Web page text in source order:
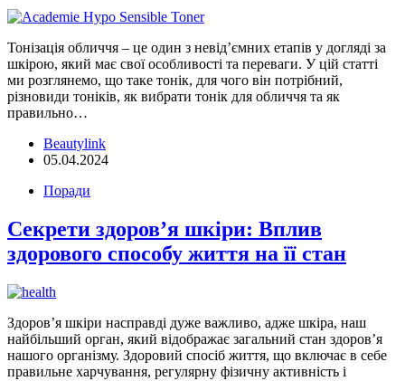
Тонізація обличчя – це один з невід’ємних етапів у догляді за
шкірою, який має свої особливості та переваги. У цій статті
ми розглянемо, що таке тонік, для чого він потрібний,
різновиди тоніків, як вибрати тонік для обличчя та як
правильно…
Beautylink
05.04.2024
Поради
Секрети здоров’я шкіри: Вплив
здорового способу життя на її стан
Здоров’я шкіри насправді дуже важливо, адже шкіра, наш
найбільший орган, який відображає загальний стан здоров’я
нашого організму. Здоровий спосіб життя, що включає в себе
правильне харчування, регулярну фізичну активність і